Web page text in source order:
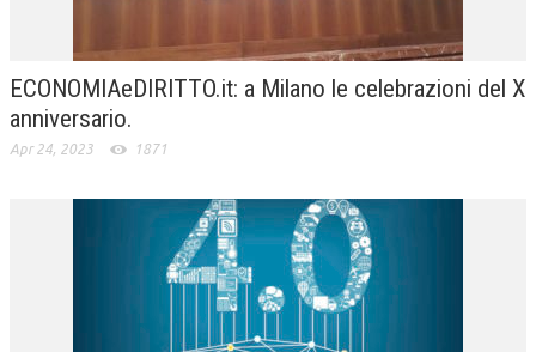
ECONOMIAeDIRITTO.it: a Milano le celebrazioni del X
anniversario.
Apr 24, 2023 1871